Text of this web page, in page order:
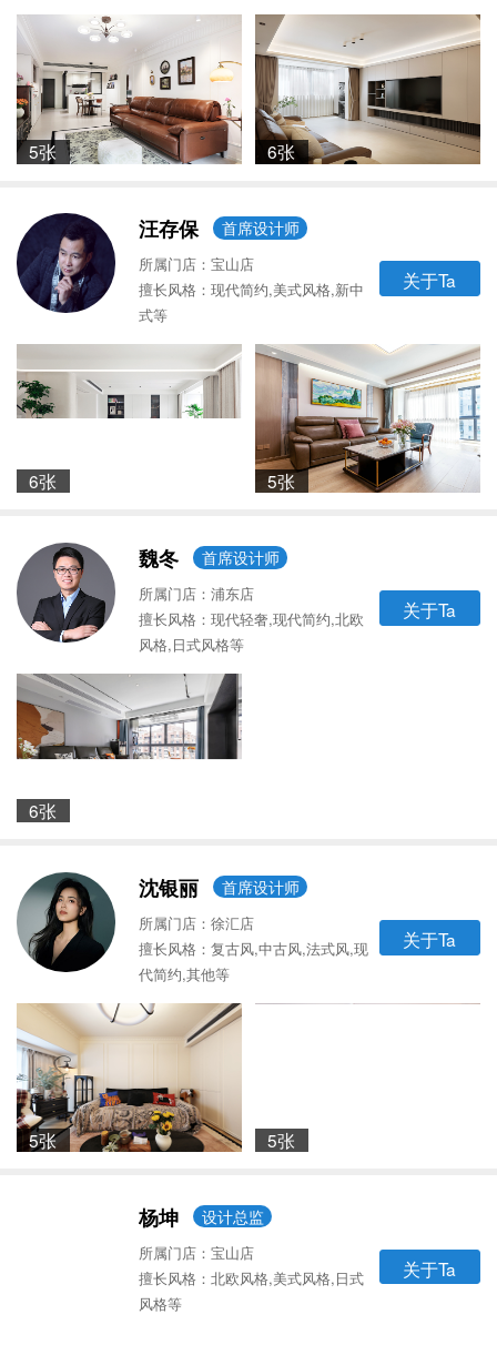
5张 6张
汪存保 首席设计师
所属门店：宝山店
擅长风格：现代简约,美式风格,新中
式等
关于Ta
6张 5张
魏冬 首席设计师
所属门店：浦东店
擅长风格：现代轻奢,现代简约,北欧
风格,日式风格等
关于Ta
6张
沈银丽 首席设计师
所属门店：徐汇店
擅长风格：复古风,中古风,法式风,现
代简约,其他等
关于Ta
5张 5张
杨坤 设计总监
所属门店：宝山店
擅长风格：北欧风格,美式风格,日式
风格等
关于Ta